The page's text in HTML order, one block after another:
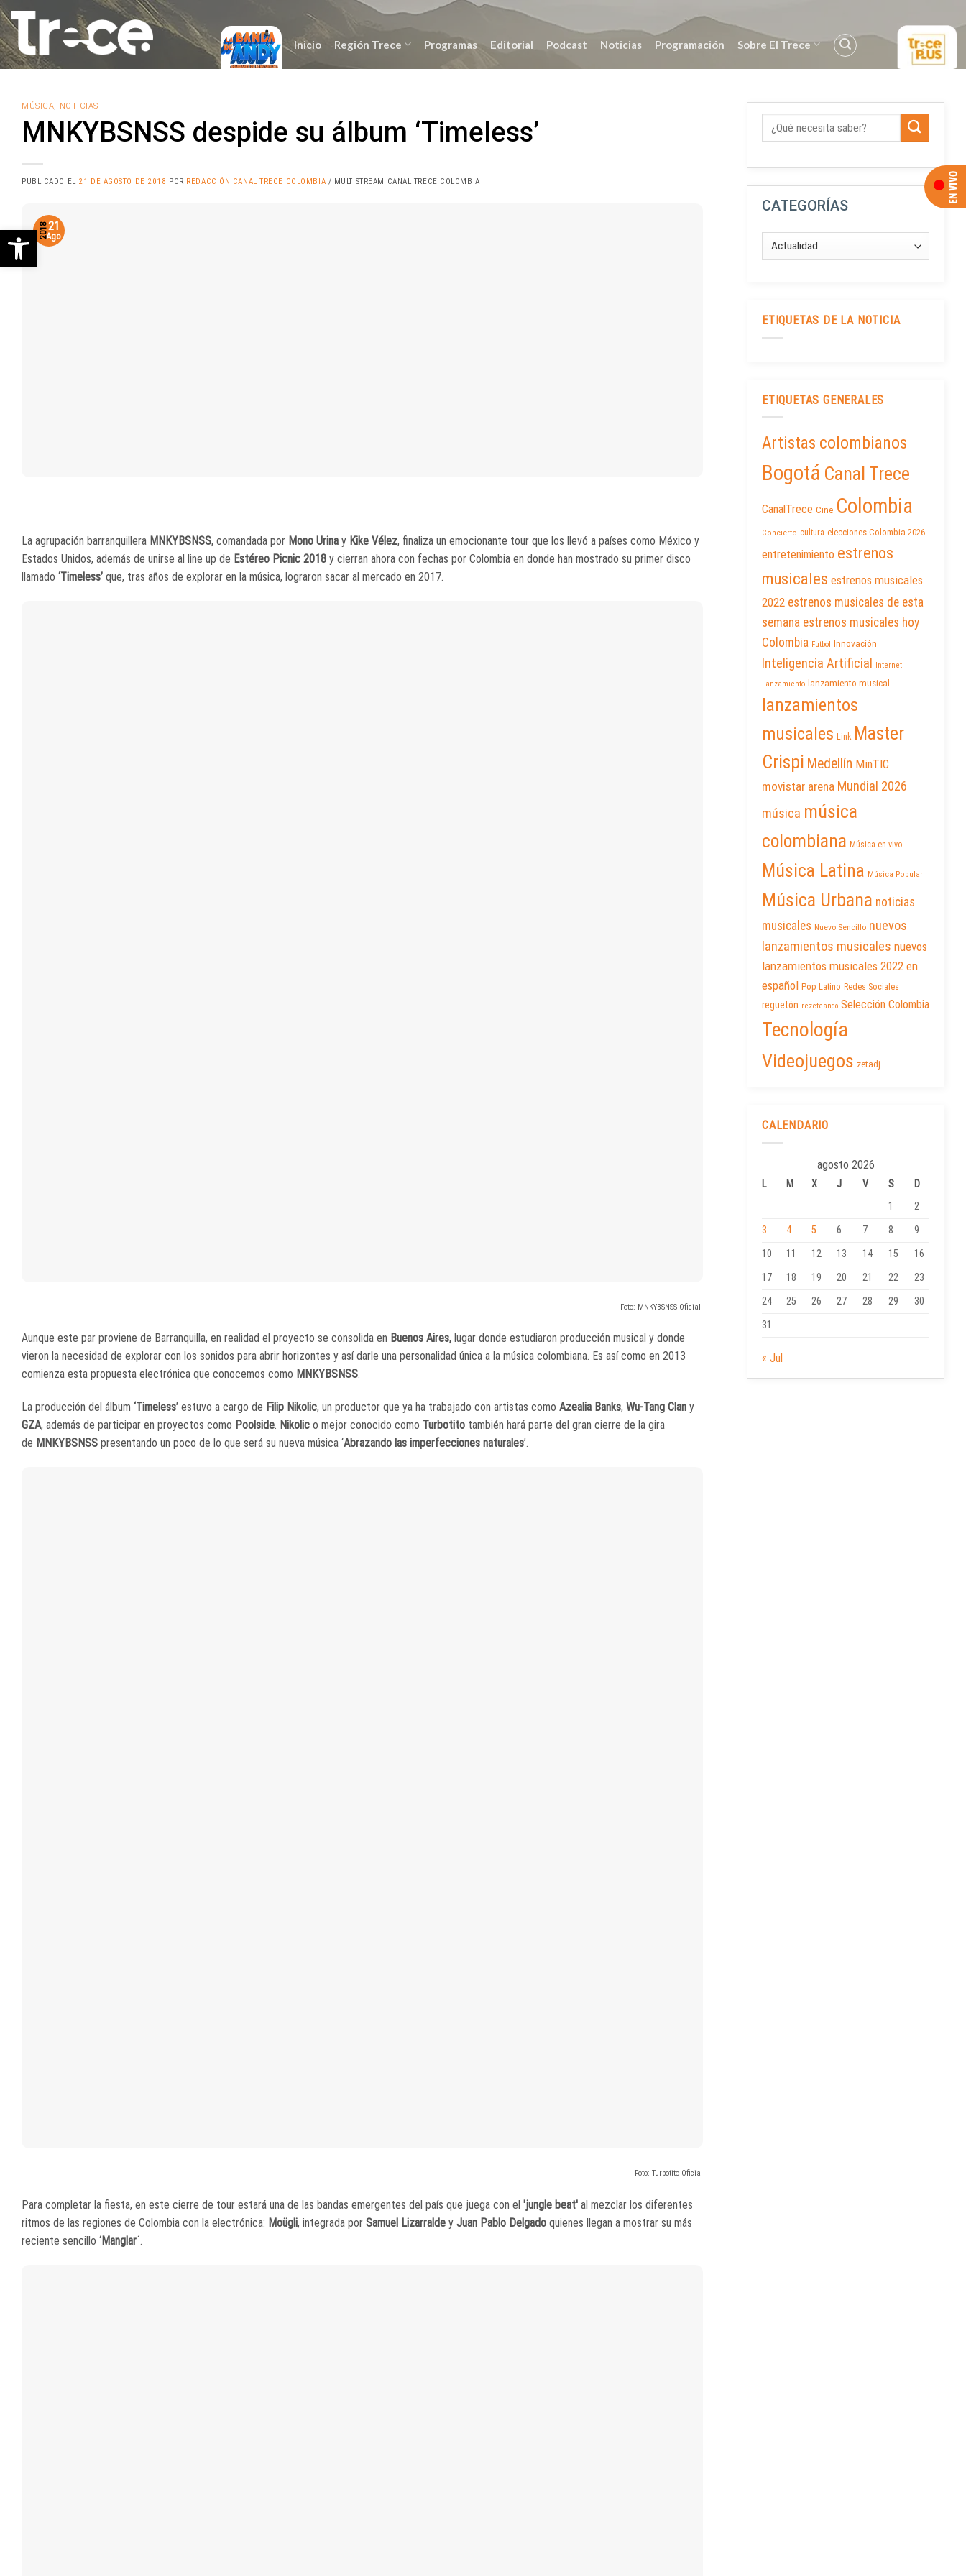
Saltar
al
contenido
Inicio Región Trece Programas Editorial Podcast Noticias Programación Sobre El Trece
MÚSICA, NOTICIAS
MNKYBSNSS despide su álbum ‘Timeless’
PUBLICADO EL 21 DE AGOSTO DE 2018 POR REDACCIÓN CANAL TRECE COLOMBIA / MULTISTREAM CANAL TRECE COLOMBIA
21
Ago
2018
La agrupación barranquillera MNKYBSNSS, comandada por Mono Urina y Kike Vélez, finaliza un emocionante tour que los llevó a países como México y
Estados Unidos, además de unirse al line up de Estéreo Picnic 2018 y cierran ahora con fechas por Colombia en donde han mostrado su primer disco
llamado ‘Timeless’ que, tras años de explorar en la música, lograron sacar al mercado en 2017.
Foto: MNKYBSNSS Oficial
Aunque este par proviene de Barranquilla, en realidad el proyecto se consolida en Buenos Aires, lugar donde estudiaron producción musical y donde
vieron la necesidad de explorar con los sonidos para abrir horizontes y así darle una personalidad única a la música colombiana. Es así como en 2013
comienza esta propuesta electrónica que conocemos como MNKYBSNSS.
La producción del álbum ‘Timeless’ estuvo a cargo de Filip Nikolic, un productor que ya ha trabajado con artistas como Azealia Banks, Wu-Tang Clan y
GZA, además de participar en proyectos como Poolside. Nikolic o mejor conocido como Turbotito también hará parte del gran cierre de la gira
de MNKYBSNSS presentando un poco de lo que será su nueva música ‘Abrazando las imperfecciones naturales’.
Foto: Turbotito Oficial
Para completar la fiesta, en este cierre de tour estará una de las bandas emergentes del país que juega con el 'jungle beat' al mezclar los diferentes
ritmos de las regiones de Colombia con la electrónica: Moügli, integrada por Samuel Lizarralde y Juan Pablo Delgado quienes llegan a mostrar su más
reciente sencillo ‘Manglar´.
CATEGORÍAS
ETIQUETAS DE LA NOTICIA
ETIQUETAS GENERALES
Artistas colombianos
Bogotá Canal Trece
CanalTrece Cine Colombia
Concierto cultura elecciones Colombia 2026
entretenimiento estrenos
musicales estrenos musicales
2022 estrenos musicales de esta
semana estrenos musicales hoy
Colombia Futbol Innovación
Inteligencia Artificial
Internet
Lanzamiento
lanzamiento musical
lanzamientos
musicales Link Master
Crispi Medellín MinTIC
movistar arena Mundial 2026
música música
colombiana Música en vivo
Música Latina Música Popular
Música Urbana noticias
musicales Nuevo Sencillo nuevos
lanzamientos musicales nuevos
lanzamientos musicales 2022 en
español Pop Latino Redes Sociales
reguetón rezeteando Selección Colombia
Tecnología
Videojuegos zetadj
CALENDARIO
agosto 2026
L M X J V S
D
1
2
3
4 5 6 7 8
9
10
11 12 13 14 15
16
17
18 19 20 21 22
23
24
25 26 27 28 29
30
31
« Jul
Abrir barra de herramientas